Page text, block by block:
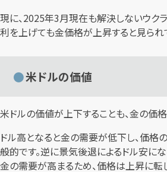
現に、2025年3月現在も解決しないウク
利を上げても金価格が上昇すると見られ
米ドルの価値
米ドルの価値が上下することも、金の価
ドル高となると金の需要が低下し、価格
般的です。逆に景気後退によるドル安に
金の需要が高まるため、価格は上昇に転